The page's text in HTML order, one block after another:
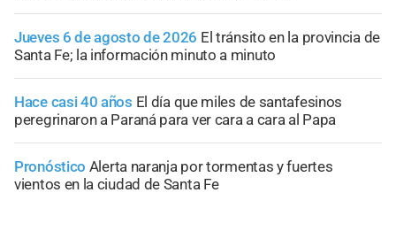
Jueves 6 de agosto de 2026 El tránsito en la provincia de
Santa Fe; la información minuto a minuto
Hace casi 40 años El día que miles de santafesinos
peregrinaron a Paraná para ver cara a cara al Papa
Pronóstico Alerta naranja por tormentas y fuertes
vientos en la ciudad de Santa Fe